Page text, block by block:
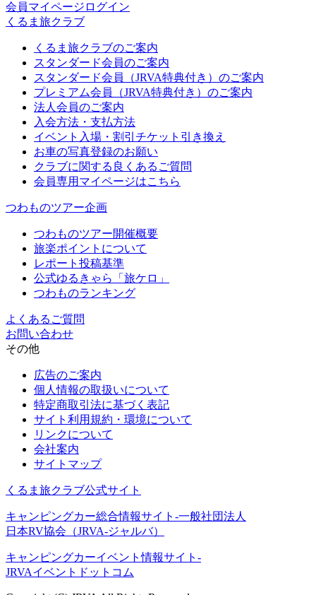
会員マイページログイン
くるま旅クラブ
くるま旅クラブのご案内
スタンダード会員のご案内
スタンダード会員（JRVA特典付き）のご案内
プレミアム会員（JRVA特典付き）のご案内
法人会員のご案内
入会方法・支払方法
イベント入場・割引チケット引き換え
お車の写真登録のお願い
クラブに関する良くあるご質問
会員専用マイページはこちら
つわものツアー企画
つわものツアー開催概要
旅楽ポイントについて
レポート投稿基準
公式ゆるきゃら「旅ケロ」
つわものランキング
よくあるご質問
お問い合わせ
その他
広告のご案内
個人情報の取扱いについて
特定商取引法に基づく表記
サイト利用規約・環境について
リンクについて
会社案内
サイトマップ
くるま旅クラブ公式サイト
キャンピングカー総合情報サイト-一般社団法人
日本RV協会（JRVA-ジャルバ）
キャンピングカーイベント情報サイト-
JRVAイベントドットコム